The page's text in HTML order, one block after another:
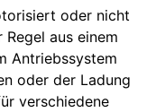
oder nicht
aus einem
Antriebssystem
oder der Ladung
verschiedene